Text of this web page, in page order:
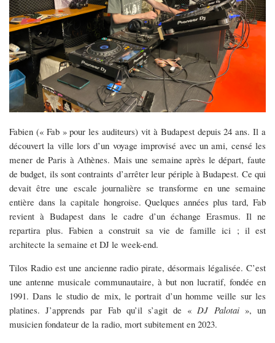
Fabien (« Fab » pour les auditeurs) vit à Budapest depuis 24 ans. Il a
découvert la ville lors d’un voyage improvisé avec un ami, censé les
mener de Paris à Athènes. Mais une semaine après le départ, faute
de budget, ils sont contraints d’arrêter leur périple à Budapest. Ce qui
devait être une escale journalière se transforme en une semaine
entière dans la capitale hongroise. Quelques années plus tard, Fab
revient à Budapest dans le cadre d’un échange Erasmus. Il ne
repartira plus. Fabien a construit sa vie de famille ici ; il est
architecte la semaine et DJ le week-end.
Tilos Radio est une ancienne radio pirate, désormais légalisée. C’est
une antenne musicale communautaire, à but non lucratif, fondée en
1991. Dans le studio de mix, le portrait d’un homme veille sur les
platines. J’apprends par Fab qu’il s’agit de «DJ Palotai », un
musicien fondateur de la radio, mort subitement en 2023.